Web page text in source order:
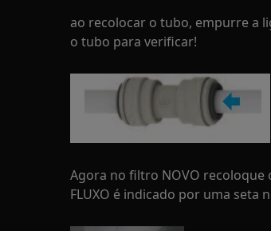
ao recolocar o tubo, empurre a
o tubo para verificar!
Agora no filtro NOVO
FLUXO é indicado por uma seta